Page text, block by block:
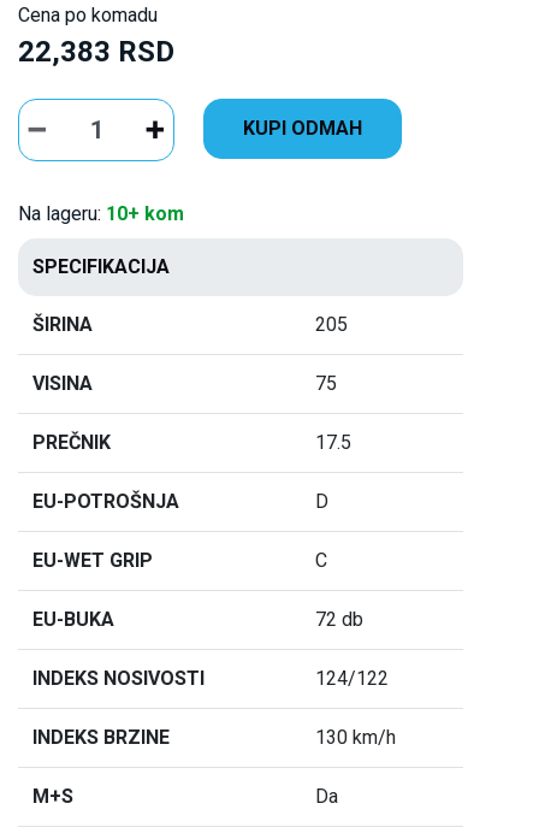
Cena po komadu
22,383 RSD
KUPI ODMAH
Na lageru: 10+ kom
SPECIFIKACIJA
ŠIRINA 205
VISINA 75
PREČNIK 17.5
EU-POTROŠNJA D
EU-WET GRIP C
EU-BUKA 72 db
INDEKS NOSIVOSTI 124/122
INDEKS BRZINE 130 km/h
M+S Da